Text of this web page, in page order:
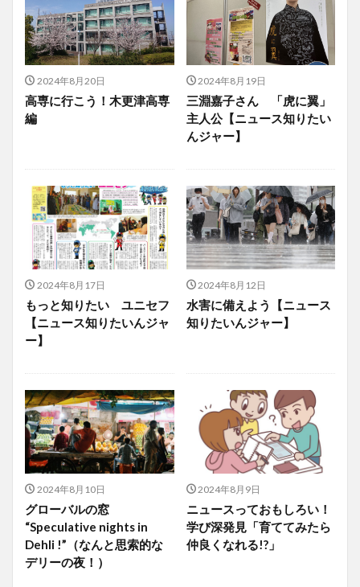
2024年8月20日
高専に行こう！木更津高専
編
2024年8月19日
三淵嘉子さん 「虎に翼」
主人公【ニュース知りたい
んジャー】
2024年8月17日
もっと知りたい ユニセフ
【ニュース知りたいんジャ
ー】
2024年8月12日
水害に備えよう【ニュース
知りたいんジャー】
2024年8月10日
グローバルの窓
“Speculative nights in
Dehli !”（なんと思索的な
デリーの夜！）
2024年8月9日
ニュースっておもしろい！
学び深発見「育ててみたら
仲良くなれる!?」